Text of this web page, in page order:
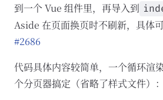
到一个 Vue 组件里，再导入到
Aside 在页面换页时不刷新，具体
#2686
代码具体内容较简单，一个循环渲
个分页器搞定（省略了样式文件）：